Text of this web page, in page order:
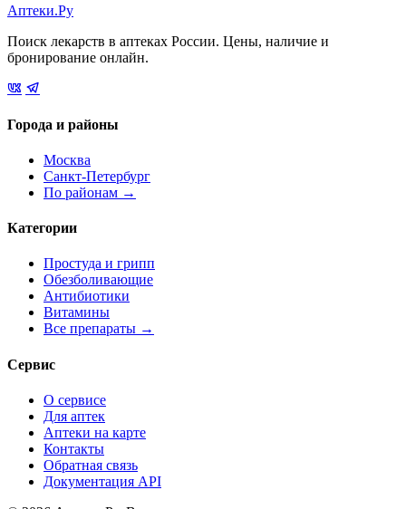
Аптеки.Ру
Поиск лекарств в аптеках России. Цены, наличие и
бронирование онлайн.
Города и районы
Москва
Санкт-Петербург
По районам →
Категории
Простуда и грипп
Обезболивающие
Антибиотики
Витамины
Все препараты →
Сервис
О сервисе
Для аптек
Аптеки на карте
Контакты
Обратная связь
Документация API